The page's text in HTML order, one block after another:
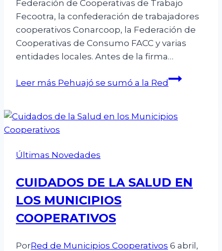
Federación de Cooperativas de Trabajo
Fecootra, la confederación de trabajadores
cooperativos Conarcoop, la Federación de
Cooperativas de Consumo FACC y varias
entidades locales. Antes de la firma…
Leer más Pehuajó se sumó a la Red
Últimas Novedades
CUIDADOS DE LA SALUD EN
LOS MUNICIPIOS
COOPERATIVOS
PorRed de Municipios Cooperativos 6 abril,